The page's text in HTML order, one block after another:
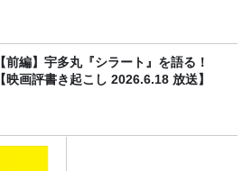
【前編】宇多丸『シラート』を語る！
【映画評書き起こし 2026.6.18 放送】